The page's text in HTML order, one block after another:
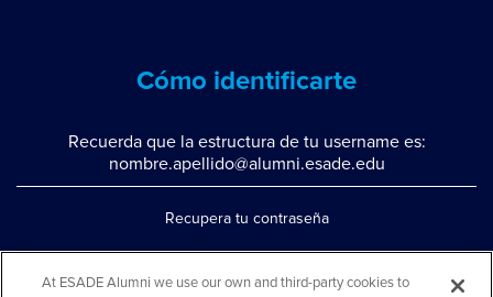
Cómo identificarte
Recuerda que la estructura de tu username es:
nombre.apellido@alumni.esade.edu
Recupera tu contraseña
Configura la doble autenticación
At ESADE Alumni we use our own and third-party cookies to